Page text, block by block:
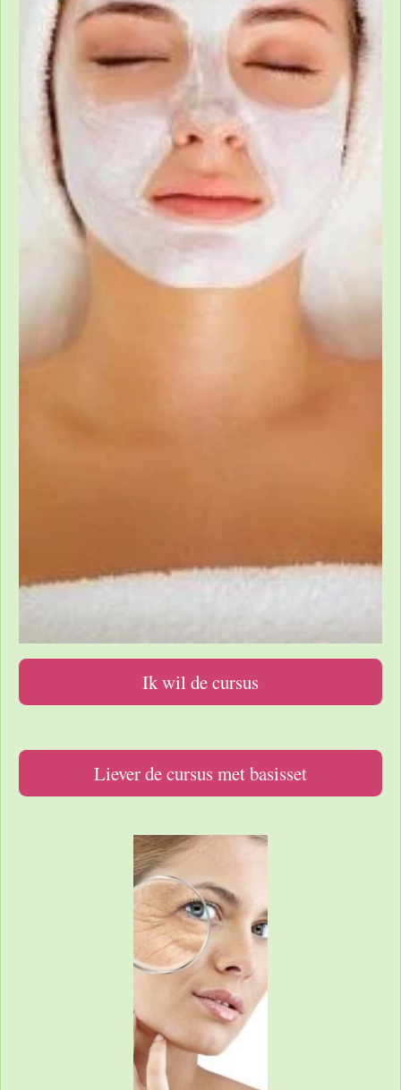
Ik wil de cursus
Liever de cursus met basisset